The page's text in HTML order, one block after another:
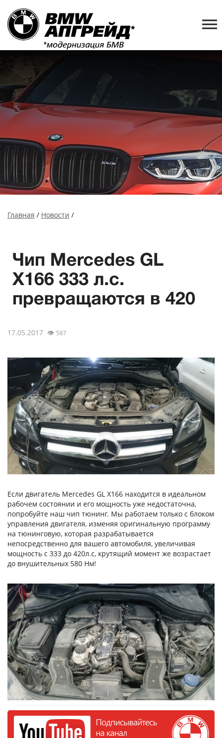
Главная / Новости /
Чип Mercedes GL
X166 333 л.с.
превращаются в 420
17.05.2017 👁 587
Если двигатель Mercedes GL X166 находится в идеальном
рабочем состоянии и его мощность уже недостаточна,
попробуйте наш чип тюнинг. Мы работаем только с блоком
управления двигателя, изменяя оригинальную программу
на тюнинговую, которая разрабатывается
непосредственно для вашего автомобиля, увеличивая
мощность c 333 до 420л.c, крутящий момент же возрастает
до внушительных 580 Нм!